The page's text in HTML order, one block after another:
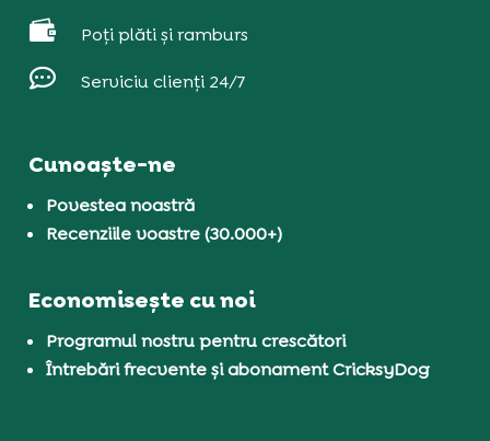
 Poți plăti și ramburs
 Serviciu clienți 24/7
Cunoaște-ne
Povestea noastră
Recenziile voastre (30.000+)
Economisește cu noi
Programul nostru pentru crescători
Întrebări frecvente și abonament CricksyDog